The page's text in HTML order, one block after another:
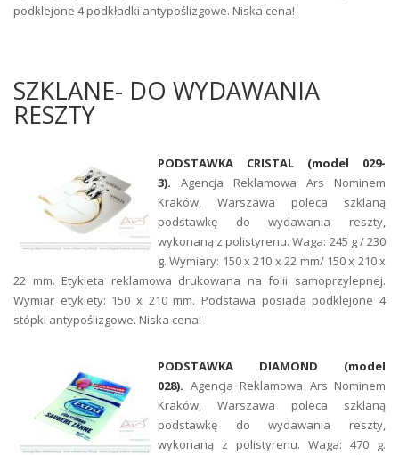
podklejone 4 podkładki antypoślizgowe. Niska cena!
SZKLANE- DO WYDAWANIA
RESZTY
PODSTAWKA CRISTAL (model 029-
3). Agencja Reklamowa Ars Nominem
Kraków, Warszawa poleca szklaną
podstawkę do wydawania reszty,
wykonaną z polistyrenu. Waga: 245 g / 230
g. Wymiary: 150 x 210 x 22 mm/ 150 x 210 x
22 mm. Etykieta reklamowa drukowana na folii samoprzylepnej.
Wymiar etykiety: 150 x 210 mm. Podstawa posiada podklejone 4
stópki antypoślizgowe. Niska cena!
PODSTAWKA DIAMOND (model
028). Agencja Reklamowa Ars Nominem
Kraków, Warszawa poleca szklaną
podstawkę do wydawania reszty,
wykonaną z polistyrenu. Waga: 470 g.